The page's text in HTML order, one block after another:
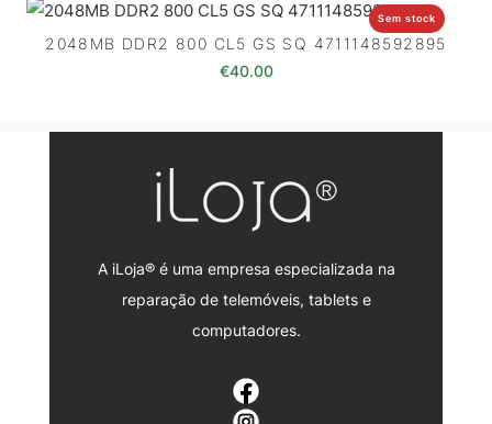
Sem stock
2048MB DDR2 800 CL5 GS SQ 4711148592895
€40.00
A iLoja® é uma empresa especializada na
reparação de telemóveis, tablets e
computadores.